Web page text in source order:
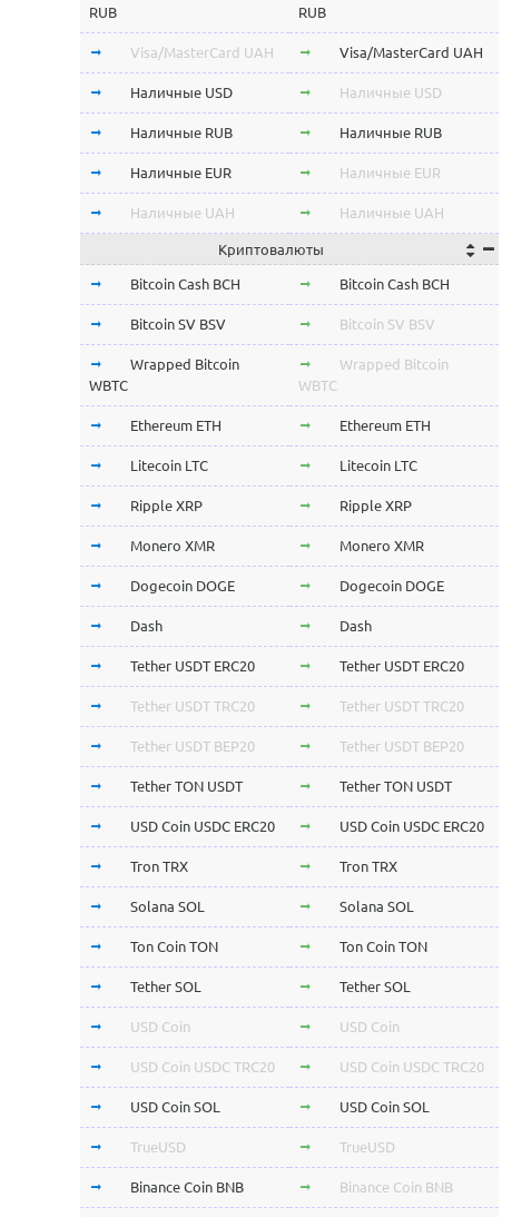
RUB
RUB
Visa/MasterCard UAH Visa/MasterCard UAH
Наличные USD Наличные USD
Наличные RUB Наличные RUB
Наличные EUR Наличные EUR
Наличные UAH Наличные UAH
Криптовалюты
Bitcoin Cash BCH Bitcoin Cash BCH
Bitcoin SV BSV Bitcoin SV BSV
Wrapped Bitcoin
WBTC
Wrapped Bitcoin
WBTC
Ethereum ETH Ethereum ETH
Litecoin LTC Litecoin LTC
Ripple XRP Ripple XRP
Monero XMR Monero XMR
Dogecoin DOGE Dogecoin DOGE
Dash Dash
Tether USDT ERC20 Tether USDT ERC20
Tether USDT TRC20 Tether USDT TRC20
Tether USDT BEP20 Tether USDT BEP20
Tether TON USDT Tether TON USDT
USD Coin USDC ERC20 USD Coin USDC ERC20
Tron TRX Tron TRX
Solana SOL Solana SOL
Ton Coin TON Ton Coin TON
Tether SOL Tether SOL
USD Coin USD Coin
USD Coin USDC TRC20 USD Coin USDC TRC20
USD Coin SOL USD Coin SOL
TrueUSD TrueUSD
Binance Coin BNB Binance Coin BNB